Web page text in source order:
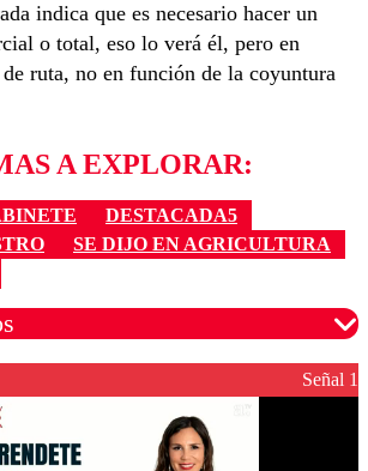
indica que es necesario hacer un
o total, eso lo verá él, pero en
ruta, no en función de la coyuntura
A EXPLORAR:
DESTACADA5
SE DIJO EN AGRICULTURA
son moderados para garantizar un
diálogo respetuoso.
Señal 1